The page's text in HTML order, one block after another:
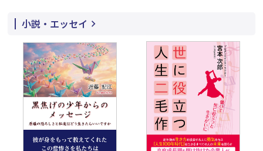
小説・エッセイ